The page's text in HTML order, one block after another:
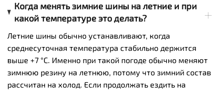
Когда менять зимние шины на летние и при
какой температуре это делать?
Летние шины обычно устанавливают, когда
среднесуточная температура стабильно держится
выше +7 °C. Именно при такой погоде обычно меняют
зимнюю резину на летнюю, потому что зимний состав
рассчитан на холод. Если продолжать ездить на